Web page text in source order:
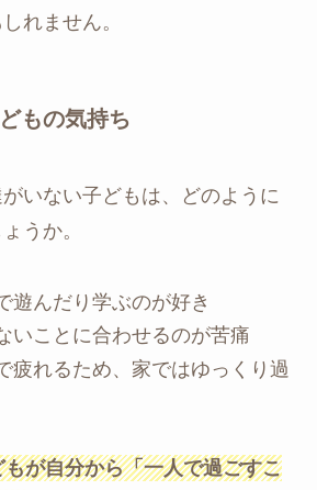
しれません。
もの気持ち
いない子どもは、どのように
うか。
遊んだり学ぶのが好き
いことに合わせるのが苦痛
疲れるため、家ではゆっくり過
もが自分から「一人で過ごすこ